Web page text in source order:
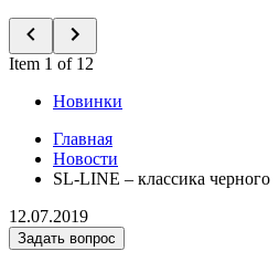
Item 1 of 12
Новинки
Главная
Новости
SL-LINE – классика черного
12.07.2019
Задать вопрос